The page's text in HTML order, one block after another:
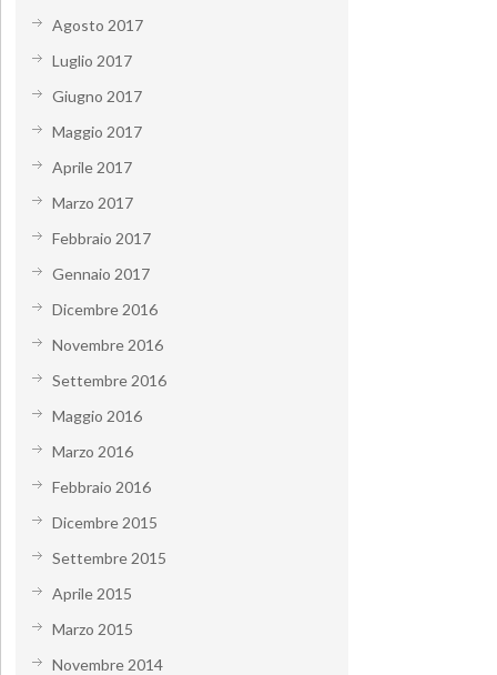
Agosto 2017
Luglio 2017
Giugno 2017
Maggio 2017
Aprile 2017
Marzo 2017
Febbraio 2017
Gennaio 2017
Dicembre 2016
Novembre 2016
Settembre 2016
Maggio 2016
Marzo 2016
Febbraio 2016
Dicembre 2015
Settembre 2015
Aprile 2015
Marzo 2015
Novembre 2014